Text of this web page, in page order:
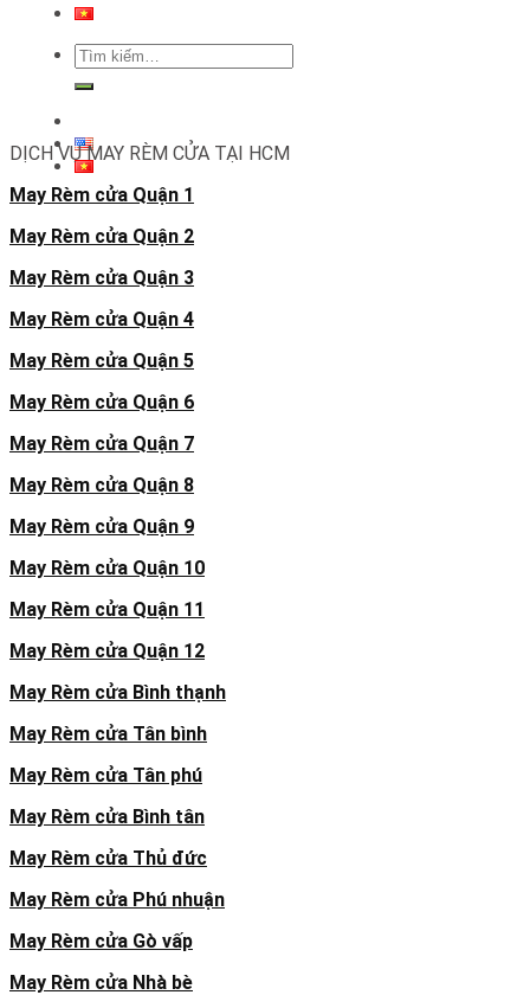
Tìm
kiếm:
DỊCH VỤ MAY RÈM CỬA TẠI HCM
May Rèm cửa Quận 1
May Rèm cửa Quận 2
May Rèm cửa Quận 3
May Rèm cửa Quận 4
May Rèm cửa Quận 5
May Rèm cửa Quận 6
May Rèm cửa Quận 7
May Rèm cửa Quận 8
May Rèm cửa Quận 9
May Rèm cửa Quận 10
May Rèm cửa Quận 11
May Rèm cửa Quận 12
May Rèm cửa Bình thạnh
May Rèm cửa Tân bình
May Rèm cửa Tân phú
May Rèm cửa Bình tân
May Rèm cửa Thủ đức
May Rèm cửa Phú nhuận
May Rèm cửa Gò vấp
May Rèm cửa Nhà bè